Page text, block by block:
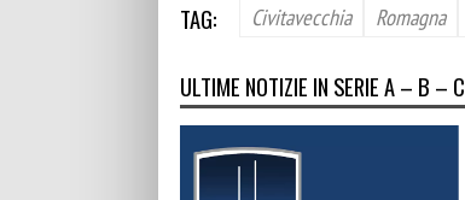
TAG: Civitavecchia Romagna
ULTIME NOTIZIE IN SERIE A – B – C